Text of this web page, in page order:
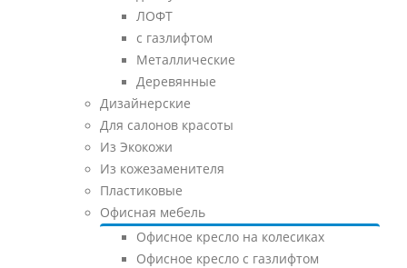
ЛОФТ
с газлифтом
Металлические
Деревянные
Дизайнерские
Для салонов красоты
Из Экокожи
Из кожезаменителя
Пластиковые
Офисная мебель
Офисное кресло на колесиках
Офисное кресло с газлифтом